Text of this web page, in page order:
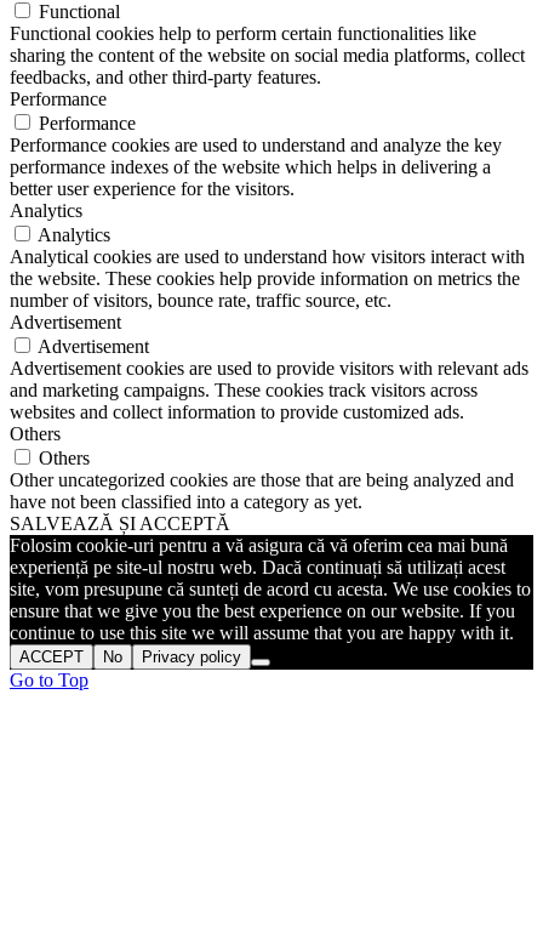
Functional
Functional cookies help to perform certain functionalities like
sharing the content of the website on social media platforms, collect
feedbacks, and other third-party features.
Performance
Performance
Performance cookies are used to understand and analyze the key
performance indexes of the website which helps in delivering a
better user experience for the visitors.
Analytics
Analytics
Analytical cookies are used to understand how visitors interact with
the website. These cookies help provide information on metrics the
number of visitors, bounce rate, traffic source, etc.
Advertisement
Advertisement
Advertisement cookies are used to provide visitors with relevant ads
and marketing campaigns. These cookies track visitors across
websites and collect information to provide customized ads.
Others
Others
Other uncategorized cookies are those that are being analyzed and
have not been classified into a category as yet.
SALVEAZĂ ȘI ACCEPTĂ
Folosim cookie-uri pentru a vă asigura că vă oferim cea mai bună
experiență pe site-ul nostru web. Dacă continuați să utilizați acest
site, vom presupune că sunteți de acord cu acesta. We use cookies to
ensure that we give you the best experience on our website. If you
continue to use this site we will assume that you are happy with it.
ACCEPT No Privacy policy
Go to Top